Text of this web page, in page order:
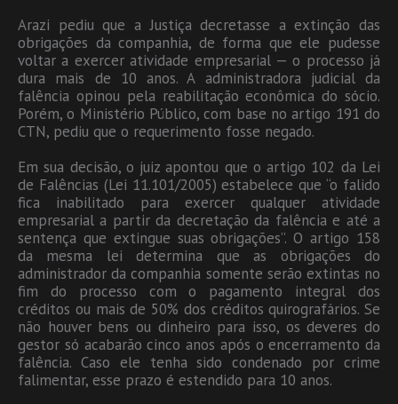
Arazi pediu que a Justiça decretasse a extinção das
obrigações da companhia, de forma que ele pudesse
voltar a exercer atividade empresarial — o processo já
dura mais de 10 anos. A administradora judicial da
falência opinou pela reabilitação econômica do sócio.
Porém, o Ministério Público, com base no artigo 191 do
CTN, pediu que o requerimento fosse negado.
Em sua decisão, o juiz apontou que o artigo 102 da Lei
de Falências (Lei 11.101/2005) estabelece que “o falido
fica inabilitado para exercer qualquer atividade
empresarial a partir da decretação da falência e até a
sentença que extingue suas obrigações”. O artigo 158
da mesma lei determina que as obrigações do
administrador da companhia somente serão extintas no
fim do processo com o pagamento integral dos
créditos ou mais de 50% dos créditos quirografários. Se
não houver bens ou dinheiro para isso, os deveres do
gestor só acabarão cinco anos após o encerramento da
falência. Caso ele tenha sido condenado por crime
falimentar, esse prazo é estendido para 10 anos.